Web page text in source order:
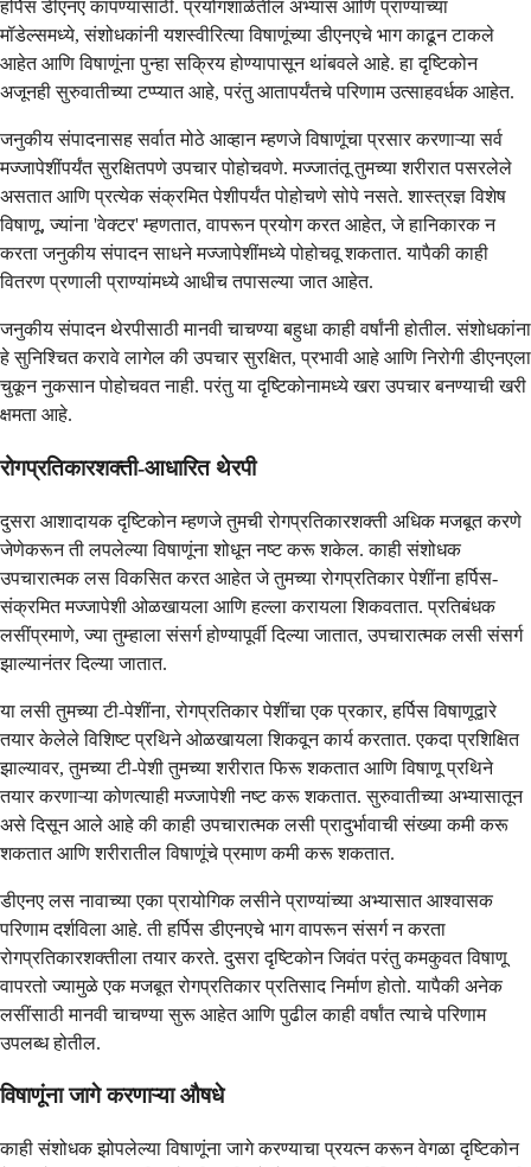
हर्पिस डीएनए कापण्यासाठी. प्रयोगशाळेतील अभ्यास आणि प्राण्यांच्या
मॉडेल्समध्ये, संशोधकांनी यशस्वीरित्या विषाणूंच्या डीएनएचे भाग काढून टाकले
आहेत आणि विषाणूंना पुन्हा सक्रिय होण्यापासून थांबवले आहे. हा दृष्टिकोन
अजूनही सुरुवातीच्या टप्प्यात आहे, परंतु आतापर्यंतचे परिणाम उत्साहवर्धक आहेत.
जनुकीय संपादनासह सर्वात मोठे आव्हान म्हणजे विषाणूंचा प्रसार करणाऱ्या सर्व
मज्जापेशींपर्यंत सुरक्षितपणे उपचार पोहोचवणे. मज्जातंतू तुमच्या शरीरात पसरलेले
असतात आणि प्रत्येक संक्रमित पेशीपर्यंत पोहोचणे सोपे नसते. शास्त्रज्ञ विशेष
विषाणू, ज्यांना 'वेक्टर' म्हणतात, वापरून प्रयोग करत आहेत, जे हानिकारक न
करता जनुकीय संपादन साधने मज्जापेशींमध्ये पोहोचवू शकतात. यापैकी काही
वितरण प्रणाली प्राण्यांमध्ये आधीच तपासल्या जात आहेत.
जनुकीय संपादन थेरपीसाठी मानवी चाचण्या बहुधा काही वर्षांनी होतील. संशोधकांना
हे सुनिश्चित करावे लागेल की उपचार सुरक्षित, प्रभावी आहे आणि निरोगी डीएनएला
चुकून नुकसान पोहोचवत नाही. परंतु या दृष्टिकोनामध्ये खरा उपचार बनण्याची खरी
क्षमता आहे.
रोगप्रतिकारशक्ती-आधारित थेरपी
दुसरा आशादायक दृष्टिकोन म्हणजे तुमची रोगप्रतिकारशक्ती अधिक मजबूत करणे
जेणेकरून ती लपलेल्या विषाणूंना शोधून नष्ट करू शकेल. काही संशोधक
उपचारात्मक लस विकसित करत आहेत जे तुमच्या रोगप्रतिकार पेशींना हर्पिस-
संक्रमित मज्जापेशी ओळखायला आणि हल्ला करायला शिकवतात. प्रतिबंधक
लसींप्रमाणे, ज्या तुम्हाला संसर्ग होण्यापूर्वी दिल्या जातात, उपचारात्मक लसी संसर्ग
झाल्यानंतर दिल्या जातात.
या लसी तुमच्या टी-पेशींना, रोगप्रतिकार पेशींचा एक प्रकार, हर्पिस विषाणूद्वारे
तयार केलेले विशिष्ट प्रथिने ओळखायला शिकवून कार्य करतात. एकदा प्रशिक्षित
झाल्यावर, तुमच्या टी-पेशी तुमच्या शरीरात फिरू शकतात आणि विषाणू प्रथिने
तयार करणाऱ्या कोणत्याही मज्जापेशी नष्ट करू शकतात. सुरुवातीच्या अभ्यासातून
असे दिसून आले आहे की काही उपचारात्मक लसी प्रादुर्भावाची संख्या कमी करू
शकतात आणि शरीरातील विषाणूंचे प्रमाण कमी करू शकतात.
डीएनए लस नावाच्या एका प्रायोगिक लसीने प्राण्यांच्या अभ्यासात आश्वासक
परिणाम दर्शविला आहे. ती हर्पिस डीएनएचे भाग वापरून संसर्ग न करता
रोगप्रतिकारशक्तीला तयार करते. दुसरा दृष्टिकोन जिवंत परंतु कमकुवत विषाणू
वापरतो ज्यामुळे एक मजबूत रोगप्रतिकार प्रतिसाद निर्माण होतो. यापैकी अनेक
लसींसाठी मानवी चाचण्या सुरू आहेत आणि पुढील काही वर्षांत त्याचे परिणाम
उपलब्ध होतील.
विषाणूंना जागे करणाऱ्या औषधे
काही संशोधक झोपलेल्या विषाणूंना जागे करण्याचा प्रयत्न करून वेगळा दृष्टिकोन